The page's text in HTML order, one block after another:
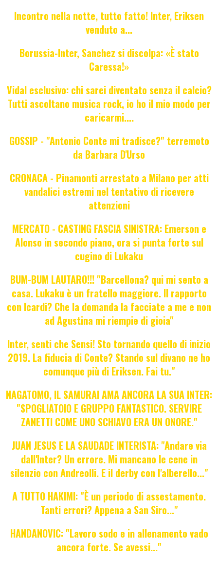
Incontro nella notte, tutto fatto! Inter, Eriksen
venduto a...
Borussia-Inter, Sanchez si discolpa: «È stato
Caressa!»
Vidal esclusivo: chi sarei diventato senza il calcio?
Tutti ascoltano musica rock, io ho il mio modo per
caricarmi....
GOSSIP - "Antonio Conte mi tradisce?" terremoto
da Barbara D'Urso
CRONACA - Pinamonti arrestato a Milano per atti
vandalici estremi nel tentativo di ricevere
attenzioni
MERCATO - CASTING FASCIA SINISTRA: Emerson e
Alonso in secondo piano, ora si punta forte sul
cugino di Lukaku
BUM-BUM LAUTARO!!! "Barcellona? qui mi sento a
casa. Lukaku è un fratello maggiore. Il rapporto
con Icardi? Che la domanda la facciate a me e non
ad Agustina mi riempie di gioia"
Inter, senti che Sensi! Sto tornando quello di inizio
2019. La fiducia di Conte? Stando sul divano ne ho
comunque più di Eriksen. Fai tu."
NAGATOMO, IL SAMURAI AMA ANCORA LA SUA INTER:
"SPOGLIATOIO E GRUPPO FANTASTICO. SERVIRE
ZANETTI COME UNO SCHIAVO ERA UN ONORE."
JUAN JESUS E LA SAUDADE INTERISTA: "Andare via
dall'Inter? Un errore. Mi mancano le cene in
silenzio con Andreolli. E il derby con l'alberello..."
A TUTTO HAKIMI: "È un periodo di assestamento.
Tanti errori? Appena a San Siro..."
HANDANOVIC: "Lavoro sodo e in allenamento vado
ancora forte. Se avessi..."